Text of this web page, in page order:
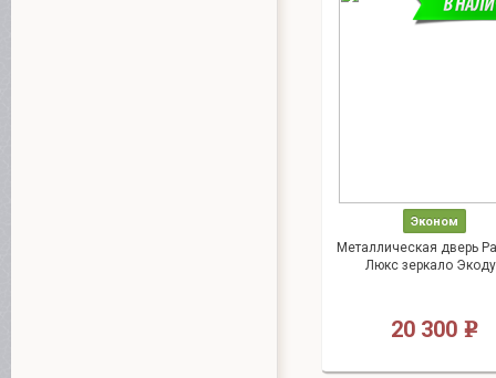
Эконом
Металлическая дверь
Люкс зеркало
20 300 e